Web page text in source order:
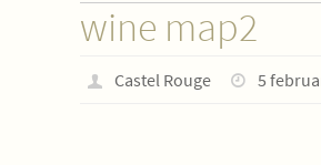
wine map2
Castel Rouge 5